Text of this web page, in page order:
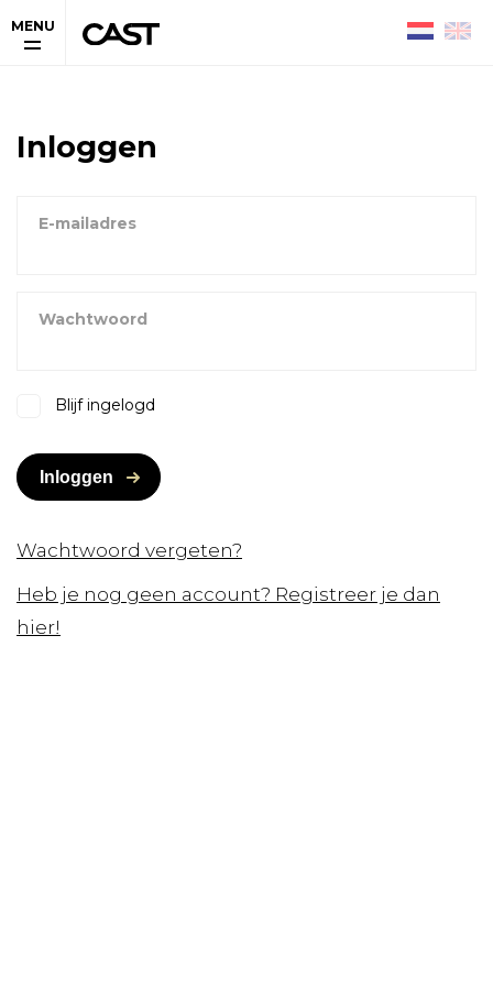
MENU
Inloggen
E-mailadres
Wachtwoord
Blijf ingelogd
Inloggen
Wachtwoord vergeten?
Heb je nog geen account? Registreer je dan
hier!